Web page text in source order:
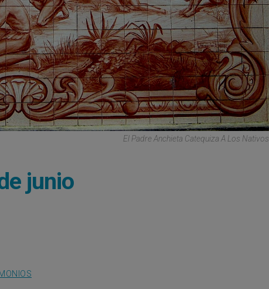
El Padre Anchieta Catequiza A Los Nativos
junio